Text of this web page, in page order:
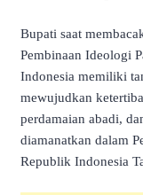
Bupati saat
Pembinaan Ideologi
Indonesia memiliki
mewujudkan
perdamaian abadi,
diamanatkan dalam
Republik Indonesia